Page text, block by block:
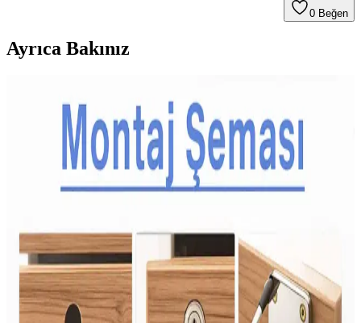
0 Beğen
Ayrıca Bakınız
Çocuklar İçin Dengeli ve Çeşitli Atıştırmalık Tepsileri
Hazırlama Rehberi
Çocukların spor aktivitelerinde enerji ihtiyacını karşılayan dengeli
atıştırmalık tepsileri; meyve, sebze, protein ve çeşitli lezzetlerle
sağlıklı beslenmeyi destekler. Yaşa göre özelleştirilen seçenekler
ve Ekonomik Gıda Seçenekleri
Artan gıda fiyatları ailelerin beslenme düzenini zorlaştırıyor.
Donmuş sebzeler, kuru baklagiller ve planlı alışverişle sağlıklı,
ekonomik beslenme mümkün hale geliyor. Bu yöntemler gıda
israfını azaltır ve besin çeşitliliğini destekler.